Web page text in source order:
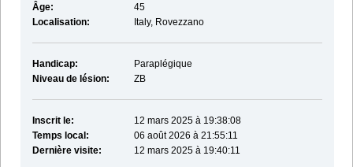
Âge:
45
Localisation:
Italy, Rovezzano
Handicap:
Paraplégique
Niveau de lésion:
ZB
Inscrit le:
12 mars 2025 à 19:38:08
Temps local:
06 août 2026 à 21:55:11
Dernière visite:
12 mars 2025 à 19:40:11